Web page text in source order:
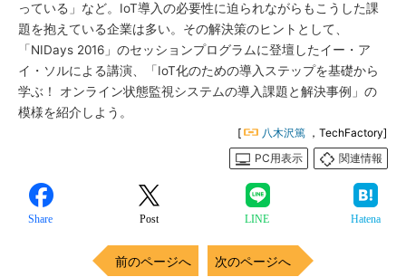
っている」など。IoT導入の必要性に迫られながらもこうした課
題を抱えている企業は多い。その解決策のヒントとして、
「NIDays 2016」のセッションプログラムに登壇したイー・ア
イ・ソルによる講演、「IoT化のための導入ステップを基礎から
学ぶ！ オンライン状態監視システムの導入課題と解決事例」の
模様を紹介しよう。
[ 八木沢篤 ，TechFactory]
PC用表示
関連情報
Share Post LINE Hatena
前のページへ 次のページへ